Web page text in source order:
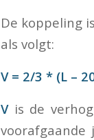
De koppeling
als volgt:
V = 2/3 * (L –
V is de
voorafgaande